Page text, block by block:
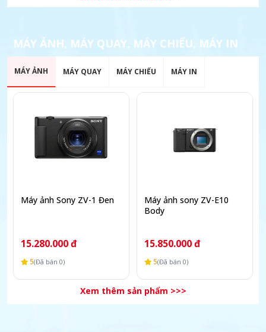
MÁY ẢNH, MÁY QUAY, MÁY CHIẾU, MÁY IN
MÁY ẢNH MÁY QUAY MÁY CHIẾU MÁY IN
Máy ảnh Sony ZV-1 Đen
15.280.000 đ
5(Đã bán 0)
Máy ảnh sony ZV-E10
Body
15.850.000 đ
5(Đã bán 0)
Xem thêm sản phẩm >>>